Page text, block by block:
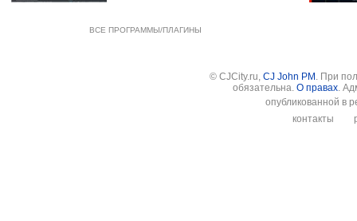
ВСЕ ПРОГРАММЫ/ПЛАГИНЫ
© CJCity.ru, CJ John PM . При
обязательна. О правах.
опубликованной в
контакты